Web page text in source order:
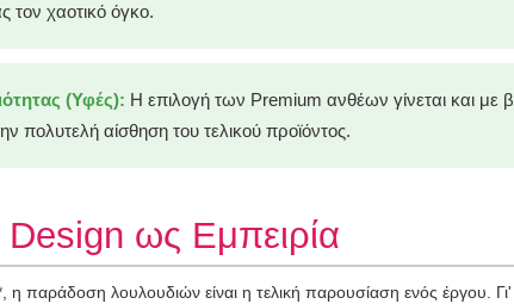
τον χαοτικό όγκο.
(Υφές): Η επιλογή των Premium ανθέων γίνεται και με
πολυτελή αίσθηση του τελικού προϊόντος.
ως Εμπειρία
η παράδοση λουλουδιών είναι η τελική παρουσίαση ενός έργου.